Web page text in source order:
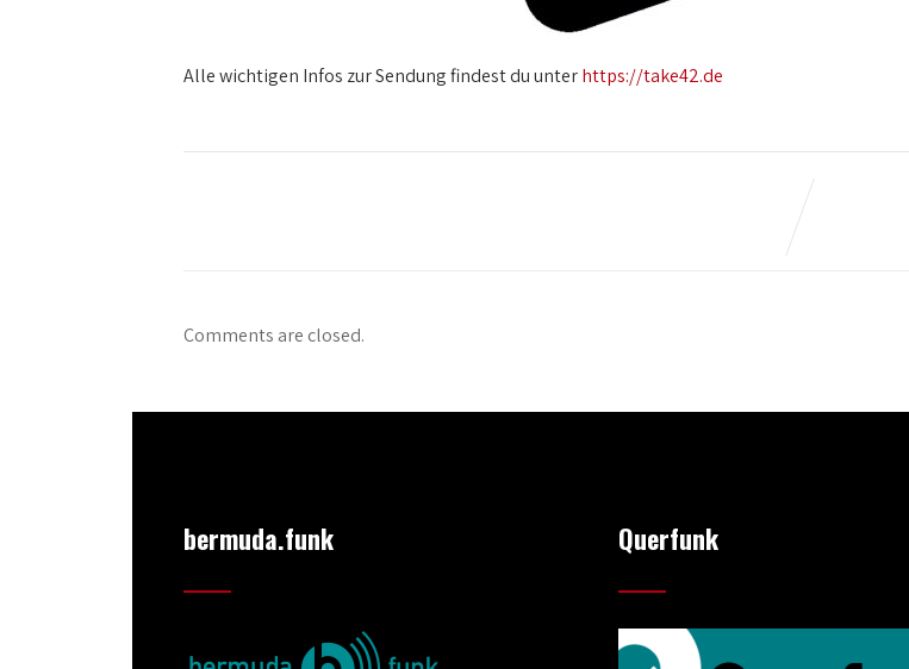
Alle wichtigen Infos zur Sendung findest du unterhttps://take42.de
Comments are closed.
bermuda.funk Querfunk